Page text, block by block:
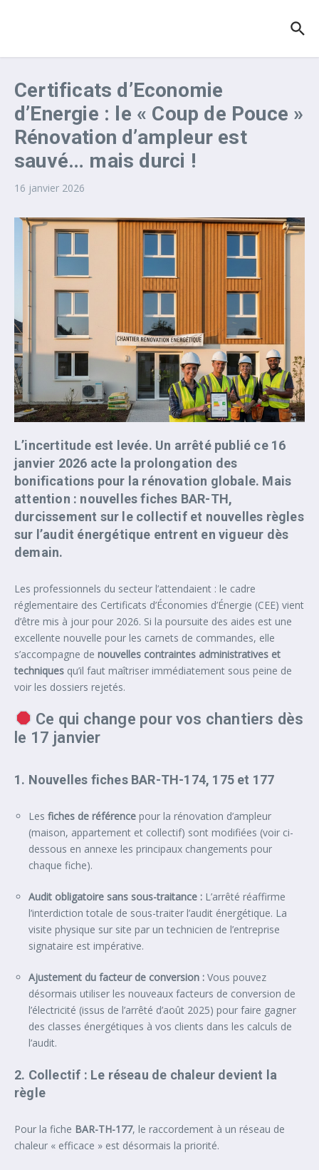
Certificats d’Economie
d’Energie : le « Coup de Pouce »
Rénovation d’ampleur est
sauvé… mais durci !
16 janvier 2026
L’incertitude est levée. Un arrêté publié ce 16
janvier 2026 acte la prolongation des
bonifications pour la rénovation globale. Mais
attention : nouvelles fiches BAR-TH,
durcissement sur le collectif et nouvelles règles
sur l’audit énergétique entrent en vigueur dès
demain.
Les professionnels du secteur l’attendaient : le cadre
réglementaire des Certificats d’Économies d’Énergie (CEE) vient
d’être mis à jour pour 2026. Si la poursuite des aides est une
excellente nouvelle pour les carnets de commandes, elle
s’accompagne de nouvelles contraintes administratives et
techniques qu’il faut maîtriser immédiatement sous peine de
voir les dossiers rejetés.
Ce qui change pour vos chantiers dès
le 17 janvier
1. Nouvelles fiches BAR-TH-174, 175 et 177
Les fiches de référence pour la rénovation d’ampleur
(maison, appartement et collectif) sont modifiées (voir ci-
dessous en annexe les principaux changements pour
chaque fiche).
Audit obligatoire sans sous-traitance : L’arrêté réaffirme
l’interdiction totale de sous-traiter l’audit énergétique. La
visite physique sur site par un technicien de l’entreprise
signataire est impérative.
Ajustement du facteur de conversion : Vous pouvez
désormais utiliser les nouveaux facteurs de conversion de
l’électricité (issus de l’arrêté d’août 2025) pour faire gagner
des classes énergétiques à vos clients dans les calculs de
l’audit.
2. Collectif : Le réseau de chaleur devient la
règle
Pour la fiche BAR-TH-177, le raccordement à un réseau de
chaleur « efficace » est désormais la priorité.